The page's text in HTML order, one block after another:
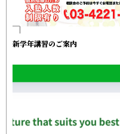
新学年講習のご案内